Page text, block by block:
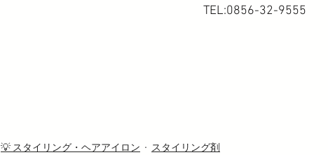
TEL:0856-32-9555
💡 スタイリング・ヘアアイロン スタイリング剤